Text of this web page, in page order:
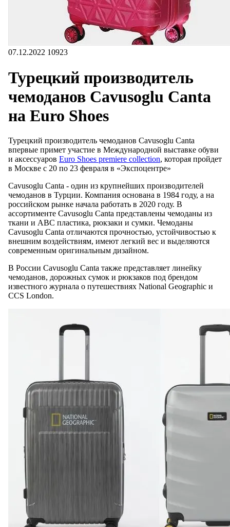
07.12.2022 10923
Турецкий производитель
чемоданов Cavusoglu Canta
на Euro Shoes
Турецкий производитель чемоданов Cavusoglu Canta
впервые примет участие в Международной выставке обуви
и аксессуаров Euro Shoes premiere collection, которая пройдет
в Москве с 20 по 23 февраля в «Экспоцентре»
Cavusoglu Canta - один из крупнейших производителей
чемоданов в Турции. Компания основана в 1984 году, а на
российском рынке начала работать в 2020 году. В
ассортименте Cavusoglu Canta представлены чемоданы из
ткани и ABC пластика, рюкзаки и сумки. Чемоданы
Cavusoglu Canta отличаются прочностью, устойчивостью к
внешним воздействиям, имеют легкий вес и выделяются
современным оригинальным дизайном.
В России Cavusoglu Canta также представляет линейку
чемоданов, дорожных сумок и рюкзаков под брендом
известного журнала о путешествиях National Geographic и
CCS London.